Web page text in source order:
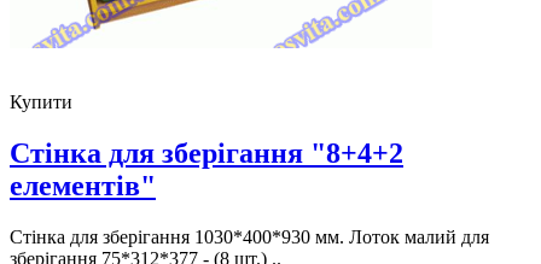
Купити
Стінка для зберігання "8+4+2
елементів"
Стінка для зберігання 1030*400*930 мм. Лоток малий для
зберігання 75*312*377 - (8 шт.) ..